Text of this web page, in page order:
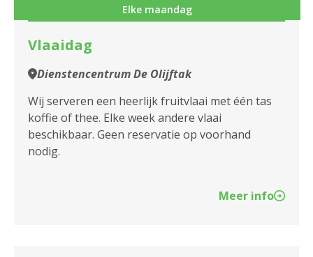
Elke maandag
Vlaaidag
Dienstencentrum De Olijftak
Wij serveren een heerlijk fruitvlaai met één tas
koffie of thee. Elke week andere vlaai
beschikbaar. Geen reservatie op voorhand
nodig.
Meer info